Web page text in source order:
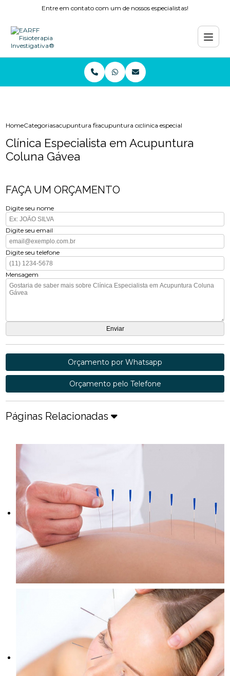
Entre em contato com um de nossos especialistas!
HomeCategoriasacupuntura fisioterapiaacupuntura colunaclinica especialista em
Clínica Especialista em Acupuntura
Coluna Gávea
FAÇA UM ORÇAMENTO
Digite seu nome
Digite seu email
Digite seu telefone
Mensagem
Orçamento por Whatsapp
Orçamento pelo Telefone
Páginas Relacionadas